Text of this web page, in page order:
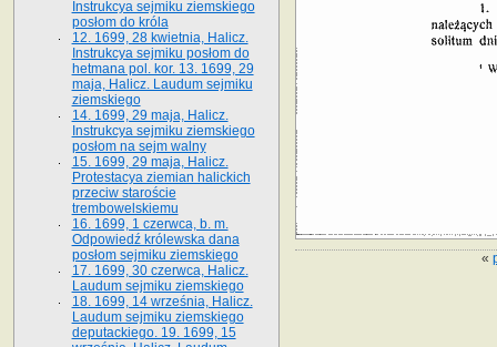
«
Instrukcya sejmiku ziemskiego
posłom do króla
12. 1699, 28 kwietnia, Halicz.
Instrukcya sejmiku posłom do
hetmana pol. kor. 13. 1699, 29
maja, Halicz. Laudum sejmiku
ziemskiego
14. 1699, 29 maja, Halicz.
Instrukcya sejmiku ziemskiego
posłom na sejm walny
15. 1699, 29 maja, Halicz.
Protestacya ziemian halickich
przeciw staroście
trembowelskiemu
16. 1699, 1 czerwca, b. m.
Odpowiedź królewska dana
posłom sejmiku ziemskiego
17. 1699, 30 czerwca, Halicz.
Laudum sejmiku ziemskiego
18. 1699, 14 września, Halicz.
Laudum sejmiku ziemskiego
deputackiego. 19. 1699, 15